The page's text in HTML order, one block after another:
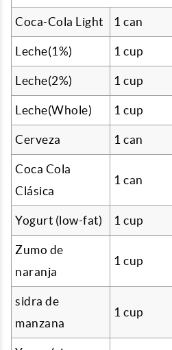
Coca-Cola Light 1 can
Leche(1%) 1 cup
Leche(2%) 1 cup
Leche(Whole) 1 cup
Cerveza 1 can
Coca Cola
Clásica
1 can
Yogurt (low-fat) 1 cup
Zumo de
naranja
1 cup
sidra de
manzana
1 cup